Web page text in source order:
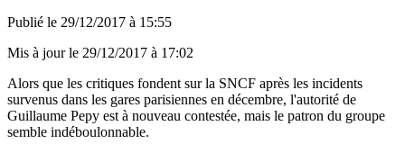
Publié le 29/12/2017 à 15:55
Mis à jour le 29/12/2017 à 17:02
Alors que les critiques fondent sur la SNCF après les incidents
survenus dans les gares parisiennes en décembre, l'autorité de
Guillaume Pepy est à nouveau contestée, mais le patron du groupe
semble indéboulonnable.